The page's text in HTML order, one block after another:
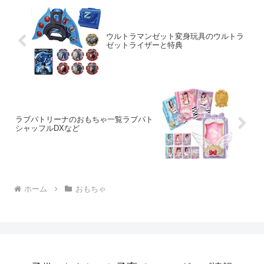
ウルトラマンゼット変身玩具のウルトラ
ゼットライザーと特典
ラブパトリーナのおもちゃ一覧ラブパト
シャッフルDXなど
ホーム おもちゃ